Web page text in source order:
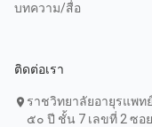
บทความ/สื่อ
ติดต่อเรา
location_on ราชวิทยาลัยอายุรแพ
๕๐ ปี ชั้น 7 เลขที่ 2 ซอ